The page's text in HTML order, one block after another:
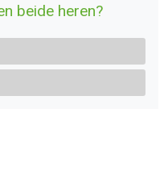
beide heren?